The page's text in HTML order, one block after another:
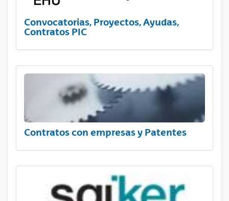
Convocatorias, Proyectos, Ayudas,
Contratos PIC
Contratos con empresas y Patentes